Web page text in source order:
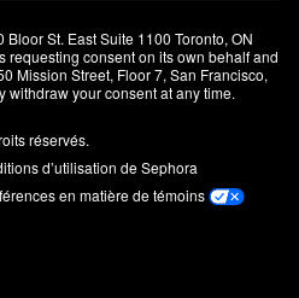
St. East Suite 1100 Toronto, ON
requesting consent on its own behalf and
Mission Street, Floor 7, San Francisco,
withdraw your consent at any time.
réservés.
d’utilisation de Sephora
en matière de témoins